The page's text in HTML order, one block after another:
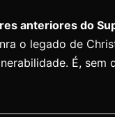
anteriores do
o legado de
É, sem